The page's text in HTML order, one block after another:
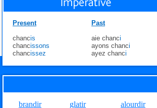
Present
chancis
chancissons
chancissez
Past
aie chanci
ayons chanci
ayez chanci
brandir
glatir
alourdir